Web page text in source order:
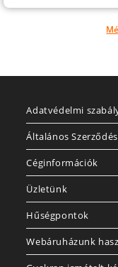
Adatvédelmi
Általános
Céginformációk
Üzletünk
Hűségpontok
Webáruházunk